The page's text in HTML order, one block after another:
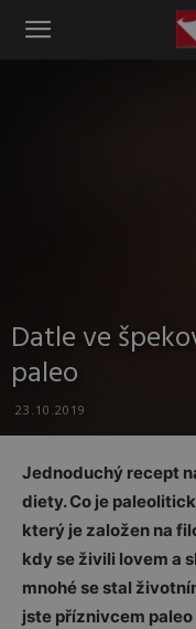
Instinkt
Datle ve
paleo
23.10.2019
Jednoduchý recept
diety. Co je
který je založen na
kdy se živili lovem a
mnohé se stal
jste příznivcem paleo